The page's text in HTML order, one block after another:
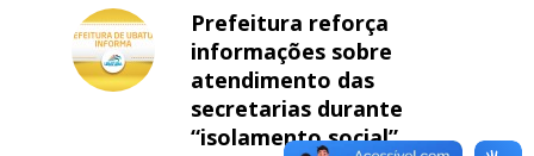
Prefeitura reforça
informações sobre
atendimento das
secretarias durante
“isolamento social”